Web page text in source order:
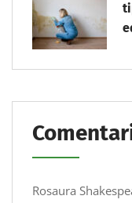
Rosaura